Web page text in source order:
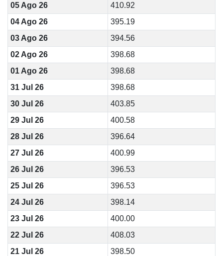
05 Ago 26
410.92
04 Ago 26
395.19
03 Ago 26
394.56
02 Ago 26
398.68
01 Ago 26
398.68
31 Jul 26
398.68
30 Jul 26
403.85
29 Jul 26
400.58
28 Jul 26
396.64
27 Jul 26
400.99
26 Jul 26
396.53
25 Jul 26
396.53
24 Jul 26
398.14
23 Jul 26
400.00
22 Jul 26
408.03
21 Jul 26
398.50